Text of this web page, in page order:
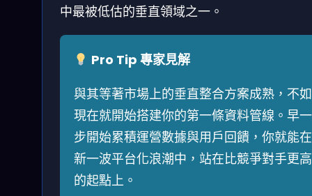
中最被低估的垂直領域之一。
Pro Tip 專家見解
與其等著市場上的垂直整合方案成熟，不如
現在就開始搭建你的第一條資料管線。早一
步開始累積運營數據與用戶回饋，你就能在
新一波平台化浪潮中，站在比競爭對手更高
的起點上。